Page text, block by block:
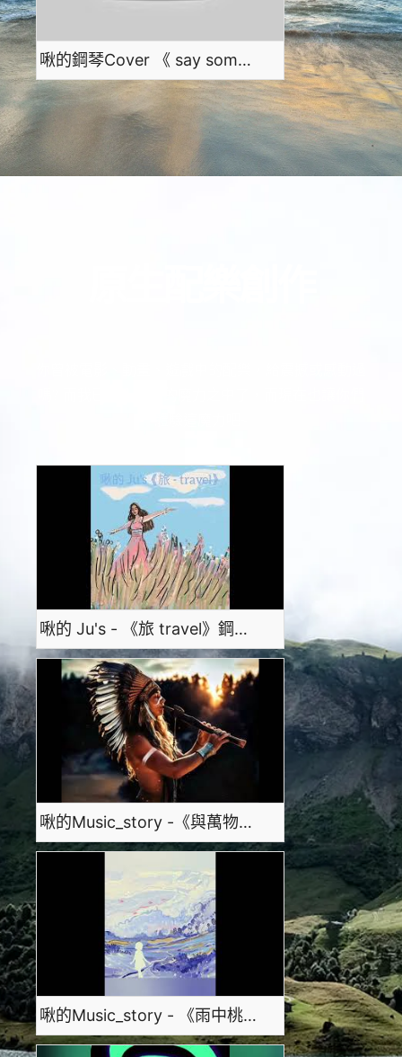
啾的鋼琴Cover 《 say something 》
啾的 Ju's - 《旅 travel》鋼琴純音樂 後搖滾配樂 Instrumental Music
啾的Music_story -《與萬物的盛會》純音樂配樂
啾的Music_story - 《雨中桃源》原創配樂